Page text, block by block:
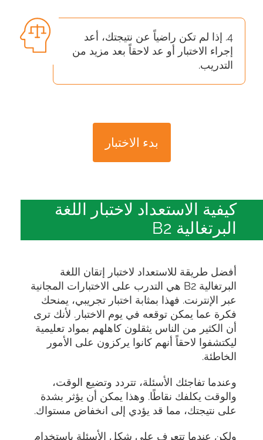
4. إذا لم تكن راضياً عن نتيجتك، أعد
إجراء الاختبار أو عد لاحقاً بعد مزيد من
التدريب.
بدء الاختبار
كيفية الاستعداد لاختبار اللغة
البرتغالية B2
أفضل طريقة للاستعداد لاختبار إتقان اللغة
البرتغالية B2 هي التدرب على الاختبارات المجانية
عبر الإنترنت. فهذا بمثابة اختبار تجريبي، يمنحك
فكرة عما يمكن توقعه في يوم الاختبار. لأنك ترى
أن الكثير من الناس يثقلون كاهلهم بمواد تعليمية
ليكتشفوا لاحقاً أنهم كانوا يركزون على الأمور
الخاطئة.
وعندما تفاجئك الأسئلة، تتردد وتضيع الوقت،
والوقت يكلفك نقاطًا. وهذا يمكن أن يؤثر بشدة
على نتيجتك، مما قد يؤدي إلى انخفاض مستواك.
ولكن عندما تتعرف على شكل الأسئلة باستخدام